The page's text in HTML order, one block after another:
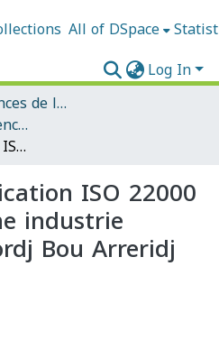
All of DSpace
Log In
Faculté des sciences de la nature et de la vie et sciences de la terre et de l'univers
Mémoires Master Sciences Alimentaires
Projet de certification ISO 22000 v 2018 cas d'une industrie fromagère à Bordj Bou Arreridj
ISO 22000
industrie
Bou Arreridj